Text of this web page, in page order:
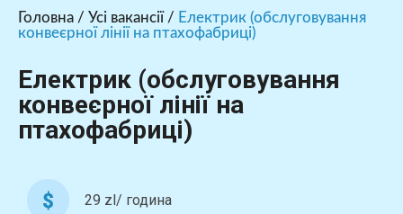
Головна / Усі вакансії / Електрик (обслуговування
конвеєрної лінії на птахофабриці)
Електрик (обслуговування
конвеєрної лінії на
птахофабриці)
29 zl/ година